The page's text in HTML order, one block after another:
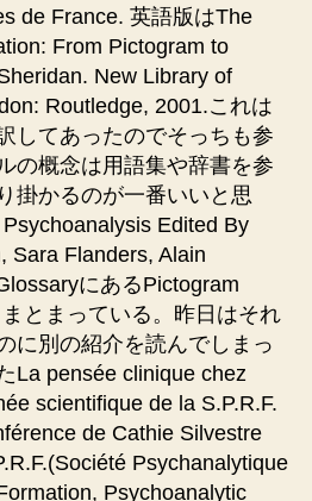
de France. 英語版はThe
From Pictogram to
New Library of
Routledge, 2001.これは
してあったのでそっちも参
の概念は用語集や辞書を参
掛かるのが一番いいと思
Edited By
Sara Flanders, Alain
にあるPictogram
とまっている。昨日はそれ
に別の紹介を読んでしまっ
La pensée clinique chez
scientifique de la S.P.R.F.
de Cathie Silvestre
Psychanalytique
Psychoanalytic